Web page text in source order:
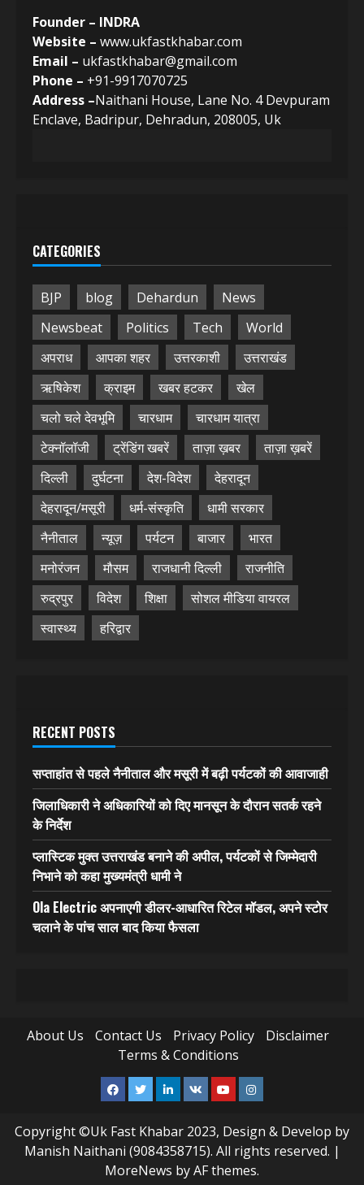
Founder – INDRA
Website – www.ukfastkhabar.com
Email – ukfastkhabar@gmail.com
Phone – +91-9917070725
Address –Naithani House, Lane No. 4 Devpuram
Enclave, Badripur, Dehradun, 208005, Uk
CATEGORIES
BJP blog Dehardun
News
Newsbeat
Politics Tech
World
अपराध
आपका शहर उत्तरकाशी
उत्तराखंड
ऋषिकेश
क्राइम खबर हटकर
खेल
चलो चले देवभूमि
चारधाम
चारधाम यात्रा
टेक्नॉलॉजी
ट्रेंडिंग खबरें ताज़ा ख़बर
ताज़ा ख़बरें
दिल्ली
दुर्घटना देश-विदेश
देहरादून
देहरादून/मसूरी
धर्म-संस्कृति
धामी सरकार
नैनीताल
न्यूज़ पर्यटन बाजार
भारत
मनोरंजन
मौसम राजधानी दिल्ली
राजनीति
रुद्रपुर
विदेश शिक्षा
सोशल मीडिया वायरल
स्वास्थ्य
हरिद्वार
RECENT POSTS
सप्ताहांत से पहले नैनीताल और मसूरी में बढ़ी पर्यटकों की आवाजाही
जिलाधिकारी ने अधिकारियों को दिए मानसून के दौरान सतर्क रहने
के निर्देश
प्लास्टिक मुक्त उत्तराखंड बनाने की अपील, पर्यटकों से जिम्मेदारी
निभाने को कहा मुख्यमंत्री धामी ने
Ola Electric अपनाएगी डीलर-आधारित रिटेल मॉडल, अपने स्टोर
चलाने के पांच साल बाद किया फैसला
About Us Contact Us Privacy Policy
Disclaimer
Terms & Conditions
Facebook
TwitterLinkedin
VK YoutubeInstagram
Copyright ©Uk Fast Khabar 2023, Design & Develop by
Manish Naithani (9084358715). All rights reserved. |
MoreNews by AF themes.